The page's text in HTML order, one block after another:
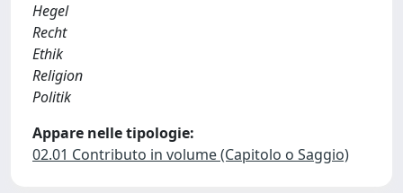
Hegel
Recht
Ethik
Religion
Politik
Appare nelle tipologie:
02.01 Contributo in volume (Capitolo o Saggio)